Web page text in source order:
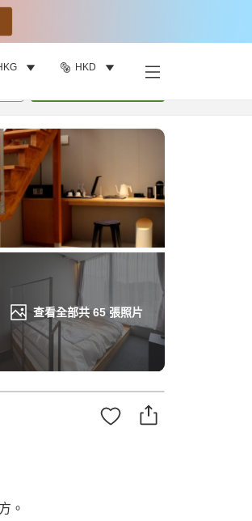
HKD
查看全部共65張照片
。